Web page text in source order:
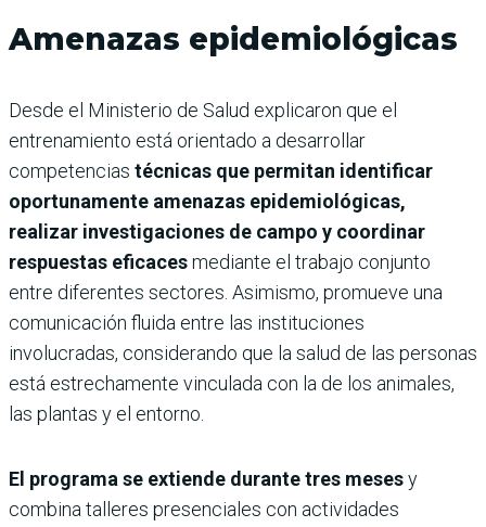
Amenazas epidemiológicas
Desde el Ministerio de Salud explicaron que el
entrenamiento está orientado a desarrollar
competencias técnicas que permitan identificar
oportunamente amenazas epidemiológicas,
realizar investigaciones de campo y coordinar
respuestas eficacesmediante el trabajo conjunto
entre diferentes sectores. Asimismo, promueve una
comunicación fluida entre las instituciones
involucradas, considerando que la salud de las personas
está estrechamente vinculada con la de los animales,
las plantas y el entorno.
El programa se extiende durante tres mesesy
combina talleres presenciales con actividades